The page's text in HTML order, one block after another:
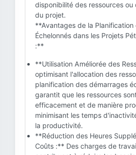
disponibilité des ressources ou
du projet.
**Avantages de la Planification
Échelonnés dans les Projets
:**
**Utilisation Améliorée des
optimisant l'allocation des
planification des démarrages
garantit que les ressources
efficacement et de manière
minimisant les temps
la productivité.
**Réduction des Heures
Coûts :** Des charges de